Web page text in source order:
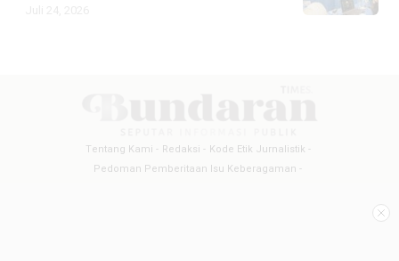
Tentang Kami Redaksi
Kode Etik Jurnalistik
Pedoman Pemberitaan Isu Keberagaman